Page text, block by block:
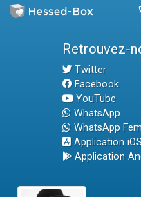
Retrouvez-
Twitter
Facebook
YouTube
WhatsApp
WhatsApp
Application
Application